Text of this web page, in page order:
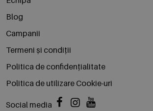
Blog
Campanii
Termeni și condiții
Politica de confidențialitate
Politica de utilizare Cookie-uri
Social media